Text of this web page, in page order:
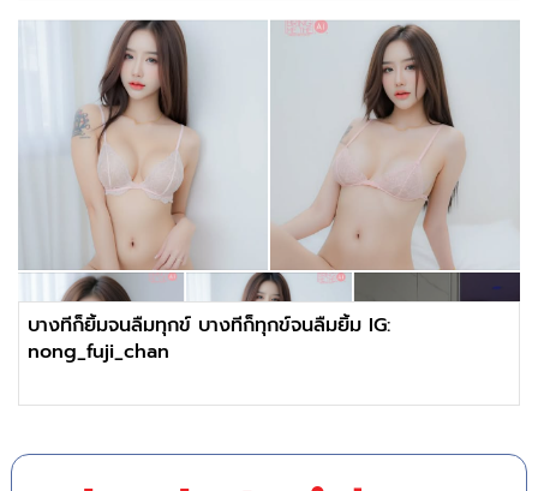
บางทีก็ยิ้มจนลืมทุกข์ บางทีก็ทุกข์จนลืมยิ้ม IG:
nong_fuji_chan